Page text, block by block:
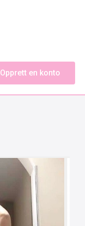
Opprett en konto